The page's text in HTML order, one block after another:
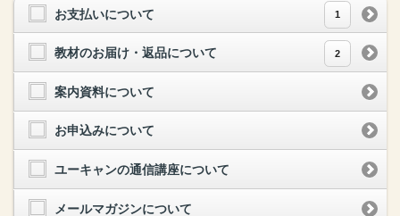
お支払いについて 1
教材のお届け・返品について 2
案内資料について
お申込みについて
ユーキャンの通信講座について
メールマガジンについて